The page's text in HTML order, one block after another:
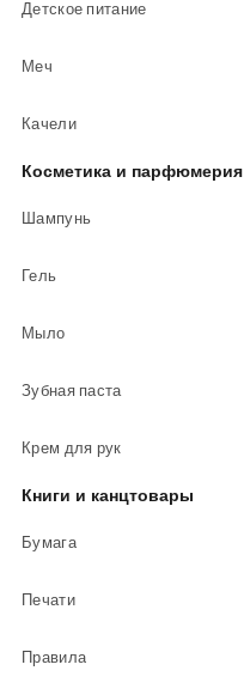
Детское питание
Меч
Качели
Косметика и парфюмерия
Шампунь
Гель
Мыло
Зубная паста
Крем для рук
Книги и канцтовары
Бумага
Печати
Правила